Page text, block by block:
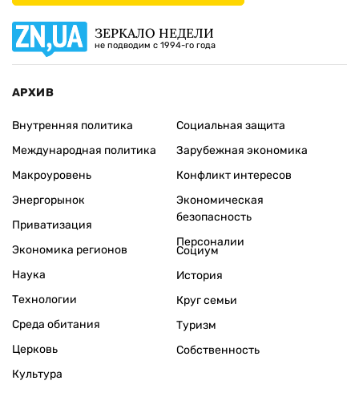
ЗЕРКАЛО НЕДЕЛИ
не подводим с 1994-го года
АРХИВ
Внутренняя политика
Международная политика
Макроуровень
Энергорынок
Приватизация
Экономика регионов
Социальная защита
Зарубежная экономика
Конфликт интересов
Экономическая
безопасность
Персоналии
Наука
Технологии
Среда обитания
Церковь
Культура
Социум
История
Круг семьи
Туризм
Собственность